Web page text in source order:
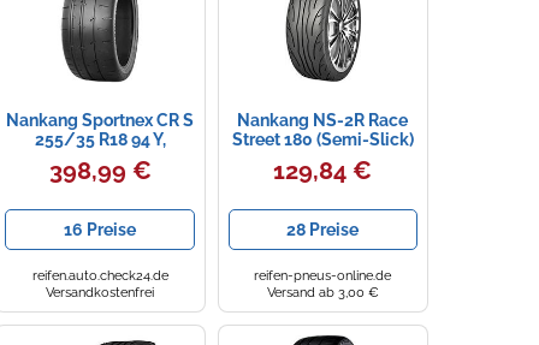
Nankang Sportnex CR S
255/35 R18 94 Y,
Sommerreifen
398,99 €
16 Preise
reifen.auto.check24.de
Versandkostenfrei
Nankang NS-2R Race
Street 180 (Semi-Slick)
255/35 R18 94 Y XL
MEDIUM
129,84 €
28 Preise
reifen-pneus-online.de
Versand ab 3,00 €